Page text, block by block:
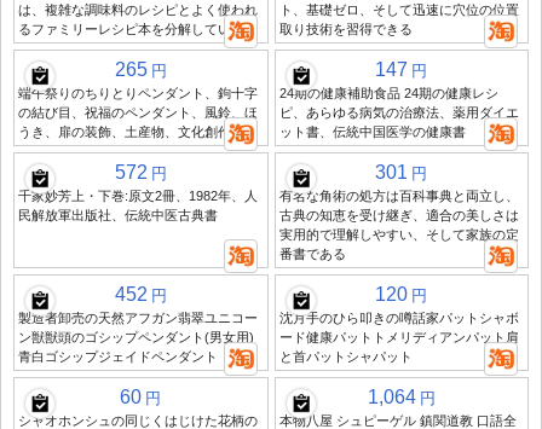
は、複雑な調味料のレシピとよく使われ
るファミリーレシピ本を分解しています
ト、基礎ゼロ、そして迅速に穴位の位置
取り技術を習得できる
265 円
端午祭りのちりとりペンダント、鉤十字
の結び目、祝福のペンダント、風鈴、ほ
うき、扉の装飾、土産物、文化創作
147 円
24期の健康補助食品 24期の健康レシ
ピ、あらゆる病気の治療法、薬用ダイエ
ット書、伝統中国医学の健康書
572 円
千家妙芳上・下巻:原文2冊、1982年、人
民解放軍出版社、伝統中医古典書
301 円
有名な角術の処方は百科事典と両立し、
古典の知恵を受け継ぎ、適合の美しさは
実用的で理解しやすい、そして家族の定
番書である
452 円
製造者卸売の天然アフガン翡翠ユニコー
ン獣獣頭のゴシップペンダント(男女用)
青白ゴシップジェイドペンダント
120 円
沈月手のひら叩きの噂話家パットシャボ
ード健康パットトメリディアンパット肩
と首パットシャパット
60 円
シャオホンシュの同じくはじけた花柄の
1,064 円
本物八屋 シュピーゲル 鎮関道教 口語全